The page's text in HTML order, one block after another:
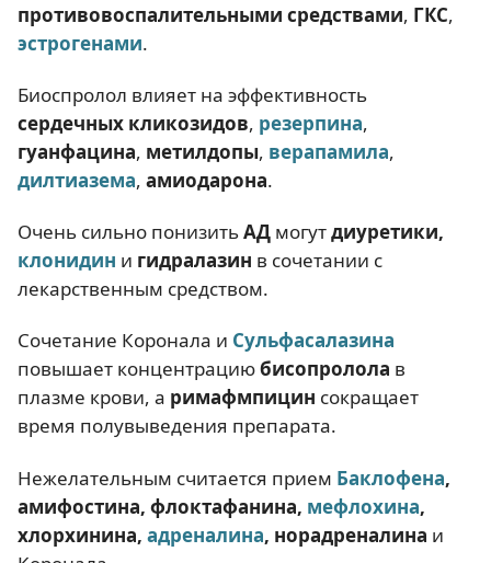
противовоспалительными средствами, ГКС,
эстрогенами.
Биоспролол влияет на эффективность
сердечных кликозидов, резерпина,
гуанфацина, метилдопы, верапамила,
дилтиазема, амиодарона.
Очень сильно понизитьАД могутдиуретики,
клонидин и гидралазин в сочетании с
лекарственным средством.
Сочетание Коронала и Сульфасалазина
повышает концентрациюбисопролола в
плазме крови, а римафмпицин сокращает
время полувыведения препарата.
Нежелательным считается прием Баклофена,
амифостина, флоктафанина, мефлохина,
хлорхинина, адреналина, норадреналина и